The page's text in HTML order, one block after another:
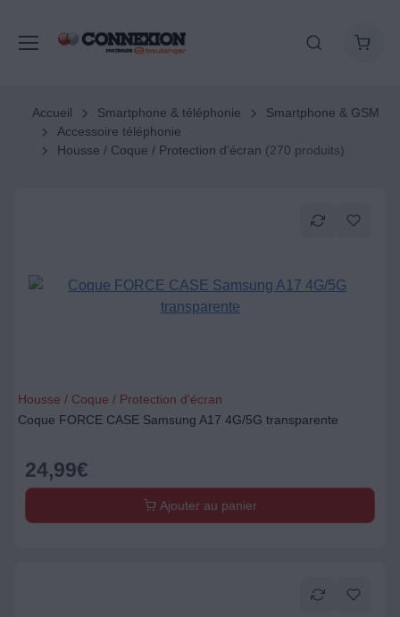
Accueil Smartphone & téléphonie
Smartphone & GSM
Accessoire téléphonie
Housse / Coque / Protection d'écran (270 produits)
Housse / Coque / Protection d'écran
Coque FORCE CASE Samsung A17 4G/5G transparente
24,99€
Ajouter au panier